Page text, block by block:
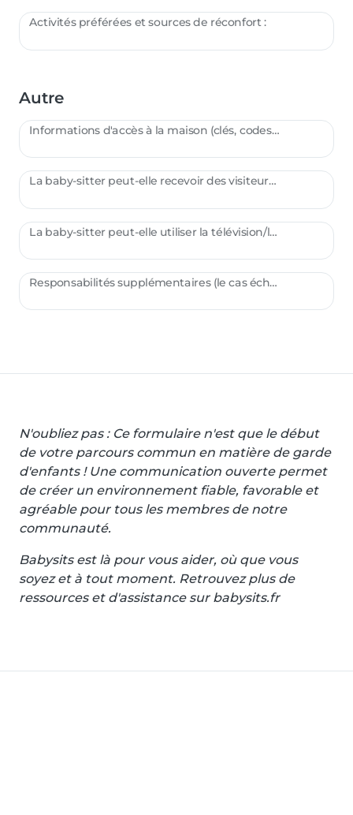
Activités préférées et sources de réconfort :
Autre
Informations d'accès à la maison (clés, codes, etc.) :
La baby-sitter peut-elle recevoir des visiteurs ?
La baby-sitter peut-elle utiliser la télévision/le streaming/les jeux vidéo ?
Responsabilités supplémentaires (le cas échéant) :
N'oubliez pas : Ce formulaire n'est que le début
de votre parcours commun en matière de garde
d'enfants ! Une communication ouverte permet
de créer un environnement fiable, favorable et
agréable pour tous les membres de notre
communauté.
Babysits est là pour vous aider, où que vous
soyez et à tout moment. Retrouvez plus de
ressources et d'assistance sur babysits.fr